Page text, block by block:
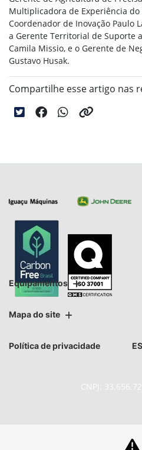
Multiplicadora de Experiência do
Coordenador de Inovação Paulo
a Gerente Territorial de Suporte
Camila Missio, e o Gerente de
Gustavo Husak.
Compartilhe esse artigo nas
Equipamentos
Mapa do site
Política de privacidade
CNPJ: